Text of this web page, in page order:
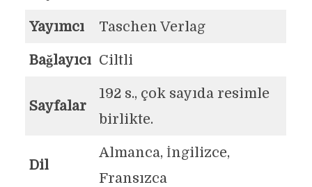
Yayımcı Taschen Verlag
Bağlayıcı Ciltli
Sayfalar
192 s., çok sayıda resimle
birlikte.
Dil
Almanca, İngilizce,
Fransızca